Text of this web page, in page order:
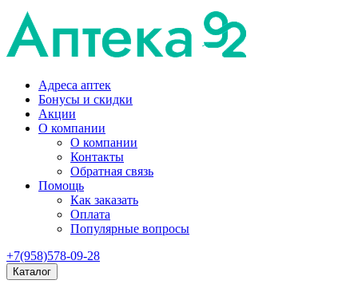
Адреса аптек
Бонусы и скидки
Акции
О компании
О компании
Контакты
Обратная связь
Помощь
Как заказать
Оплата
Популярные вопросы
+7(958)578-09-28
Каталог